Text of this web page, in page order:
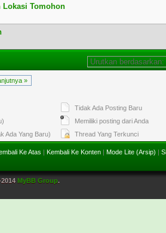
Lokasi Tomohon
Rata-rata
345
Rata-rata
3
»
Ada Yang Baru)
Tidak Ada Posting Baru
Memiliki posting dari Anda
Thread Yang Terkunci
Ke Atas | Kembali Ke Konten | Mode Lite (Arsip) |
MyBB Group.